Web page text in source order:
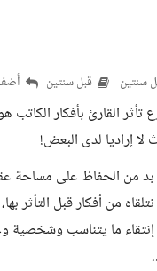
سنتين قبل سنتين
القارئ بأفكار الكاتب
إراديا لدى البعض!
من الحفاظ على مساحة
من أفكار قبل التأثر
إنتقاء ما يتناسب